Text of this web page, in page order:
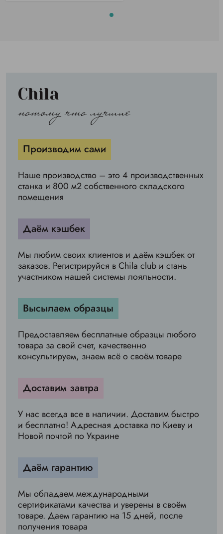
Chila
потому что лучшие
Производим сами
Наше производство – это 4 производственных
станка и 800 м2 собственного складского
помещения
Даём кэшбек
Мы любим своих клиентов и даём кэшбек от
заказов. Регистрируйся в Chila club и стань
участником нашей системы лояльности.
Высылаем образцы
Предоставляем бесплатные образцы любого
товара за свой счет, качественно
консультируем, знаем всё о своём товаре
Доставим завтра
У нас всегда все в наличии. Доставим быстро
и бесплатно! Адресная доставка по Киеву и
Новой почтой по Украине
Даём гарантию
Мы обладаем международными
сертификатами качества и уверены в своём
товаре. Даем гарантию на 15 дней, после
получения товара